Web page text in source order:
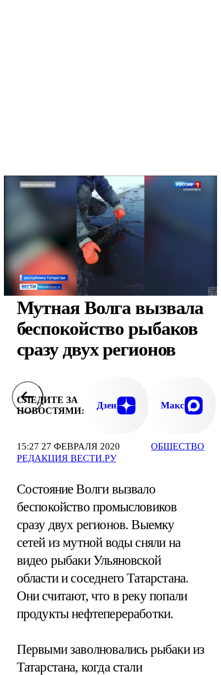
15:27 27 ФЕВРАЛЯ 2020
РЕДАКЦИЯ ВЕСТИ.РУ
ОБЩЕСТВО
Мутная Волга вызвала
беспокойство рыбаков
сразу двух регионов
СЛЕДИТЕ ЗА
НОВОСТЯМИ:
Дзен Макс
Состояние Волги вызвало
беспокойство промысловиков
сразу двух регионов. Выемку
сетей из мутной воды сняли на
видео рыбаки Ульяновской
области и соседнего Татарстана.
Они считают, что в реку попали
продукты нефтепереработки.
Первыми заволновались рыбаки из
Татарстана, когда стали